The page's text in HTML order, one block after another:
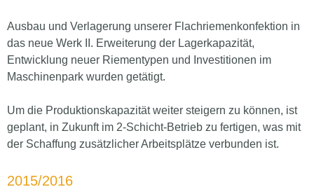
Ausbau und Verlagerung unserer Flachriemenkonfektion in
das neue Werk II. Erweiterung der Lagerkapazität,
Entwicklung neuer Riementypen und Investitionen im
Maschinenpark wurden getätigt.
Um die Produktionskapazität weiter steigern zu können, ist
geplant, in Zukunft im 2-Schicht-Betrieb zu fertigen, was mit
der Schaffung zusätzlicher Arbeitsplätze verbunden ist.
2015/2016